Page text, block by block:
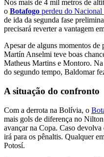
Nos mais de 4 mil metros de
o Botafogo perdeu do Nacional
de ida da segunda fase
precisará reverter a vantagem
Apesar de alguns momentos
Martín Anselmi teve boas
Matheus Martins e Montoro.
do segundo tempo, Baldomar
A situação do confronto
Com a derrota na Bolívia, o
mais gols de diferença no
avançar na Copa. Caso
irá para os pênaltis. Qualquer
Potosí.